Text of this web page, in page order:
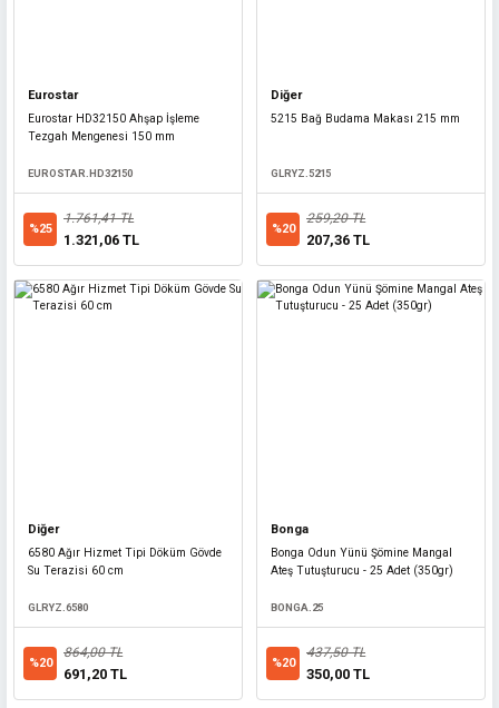
Faykes
Faykes Sirius 3004 Fayans Seramik Kesme 120 cm
Eurostar
Eurostar HD32150 Ahşap İşleme
Tezgah Mengenesi 150 mm
EUROSTAR.HD32150
%25
1.761,41 TL
1.321,06 TL
Diğer
5215 Bağ Budama Makası 215 mm
GLRYZ.5215
%20
259,20 TL
207,36 TL
Diğer
6580 Ağır Hizmet Tipi Döküm Gövde
Su Terazisi 60 cm
GLRYZ.6580
%20
864,00 TL
691,20 TL
Bonga
Bonga Odun Yünü Şömine Mangal
Ateş Tutuşturucu - 25 Adet (350gr)
BONGA.25
%20
437,50 TL
350,00 TL